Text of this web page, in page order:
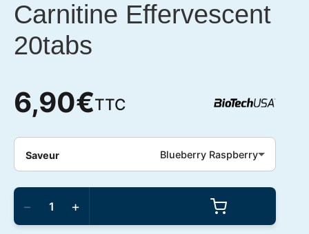
Carnitine Effervescent
20tabs
6,90€TTC
Saveur Blueberry Raspberry
quantité
de
BioTech
USA
− +